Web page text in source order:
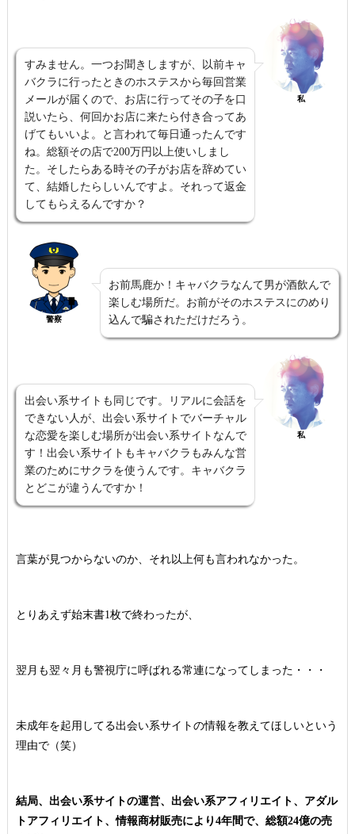
すみません。一つお聞きしますが、以前キャ
バクラに行ったときのホステスから毎回営業
メールが届くので、お店に行ってその子を口
説いたら、何回かお店に来たら付き合ってあ
げてもいいよ。と言われて毎日通ったんです
ね。総額その店で200万円以上使いしまし
た。そしたらある時その子がお店を辞めてい
て、結婚したらしいんですよ。それって返金
してもらえるんですか？
私
警察
お前馬鹿か！キャバクラなんて男が酒飲んで
楽しむ場所だ。お前がそのホステスにのめり
込んで騙されただけだろう。
出会い系サイトも同じです。リアルに会話を
できない人が、出会い系サイトでバーチャル
な恋愛を楽しむ場所が出会い系サイトなんで
す！出会い系サイトもキャバクラもみんな営
業のためにサクラを使うんです。キャバクラ
とどこが違うんですか！
私
言葉が見つからないのか、それ以上何も言われなかった。
とりあえず始末書1枚で終わったが、
翌月も翌々月も警視庁に呼ばれる常連になってしまった・・・
未成年を起用してる出会い系サイトの情報を教えてほしいという
理由で（笑）
結局、出会い系サイトの運営、出会い系アフィリエイト、アダル
トアフィリエイト、情報商材販売により4年間で、総額24億の売